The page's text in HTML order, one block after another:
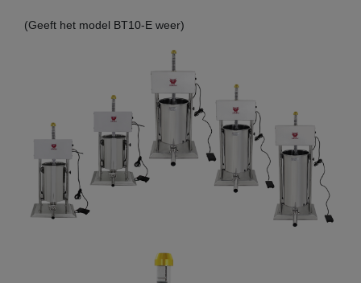
(Geeft het model BT10-E weer)